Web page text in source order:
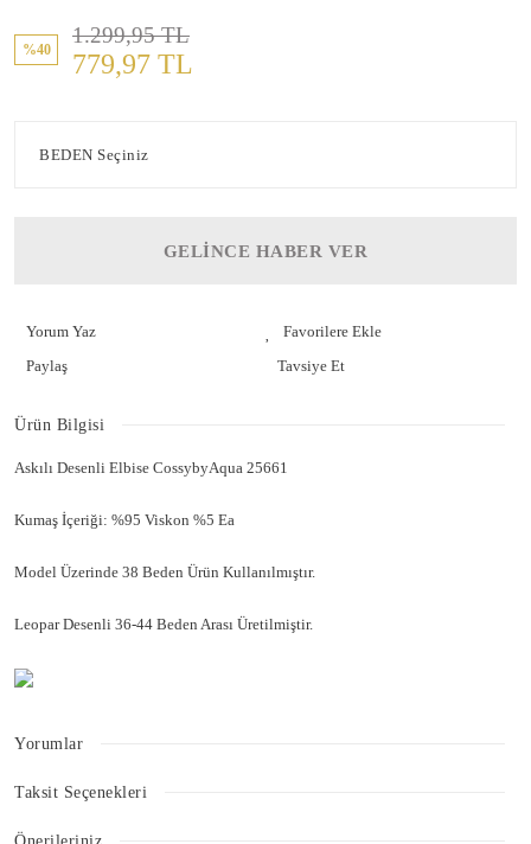
%40
1.299,95 TL
779,97 TL
GELİNCE HABER VER
Yorum Yaz
Paylaş
Tavsiye Et
Ürün Bilgisi
Askılı Desenli Elbise CossybyAqua 25661
Kumaş İçeriği: %95 Viskon %5 Ea
Model Üzerinde 38 Beden Ürün Kullanılmıştır.
Leopar Desenli 36-44 Beden Arası Üretilmiştir.
Yorumlar
Taksit Seçenekleri